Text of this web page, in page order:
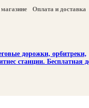
Оплата и доставка